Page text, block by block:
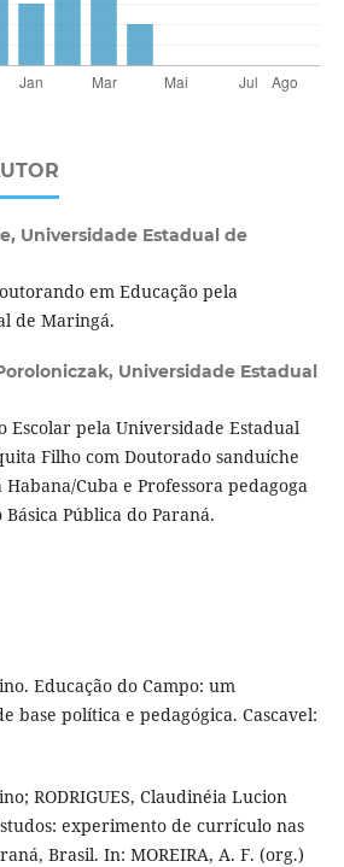
Universidade Estadual de
em Educação pela
de Maringá.
Universidade Estadual
Escolar pela Universidade Estadual
Filho com Doutorado sanduíche
Cuba e Professora pedagoga
Pública do Paraná.
Educação do Campo: um
base política e pedagógica. Cascavel:
RODRIGUES, Claudinéia Lucion
experimento de currículo nas
Brasil. In: MOREIRA, A. F. (org.)